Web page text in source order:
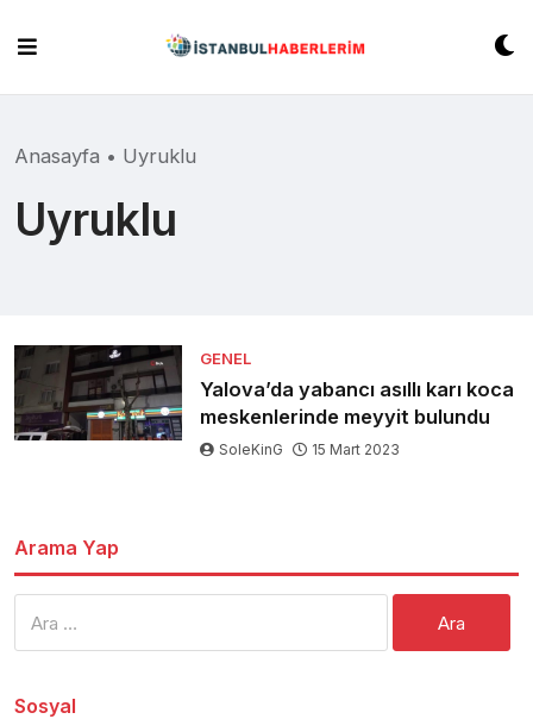
content
Anasayfa • Uyruklu
Uyruklu
GENEL
Yalova’da yabancı asıllı karı koca
meskenlerinde meyyit bulundu
SoleKinG 15 Mart 2023
Arama Yap
Sosyal